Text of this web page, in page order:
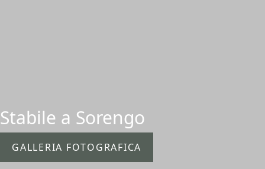
Stabile a Sorengo
GALLERIA FOTOGRAFICA